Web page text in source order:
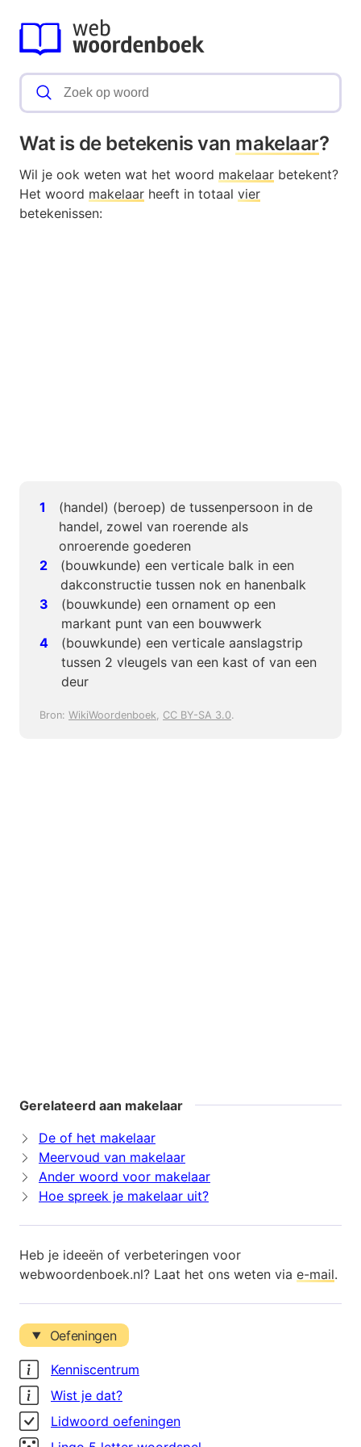
Wat is de betekenis van makelaar?
Wil je ook weten wat het woord makelaar betekent?
Het woord makelaar heeft in totaal vier
betekenissen:
(handel) (beroep) de tussenpersoon in de
handel, zowel van roerende als
onroerende goederen
(bouwkunde) een verticale balk in een
dakconstructie tussen nok en hanenbalk
(bouwkunde) een ornament op een
markant punt van een bouwwerk
(bouwkunde) een verticale aanslagstrip
tussen 2 vleugels van een kast of van een
deur
Bron: WikiWoordenboek, CC BY-SA 3.0.
Gerelateerd aan makelaar
De of het makelaar
Meervoud van makelaar
Ander woord voor makelaar
Hoe spreek je makelaar uit?
Heb je ideeën of verbeteringen voor
webwoordenboek.nl? Laat het ons weten via e-mail.
Oefeningen
Kenniscentrum
Wist je dat?
Lidwoord oefeningen